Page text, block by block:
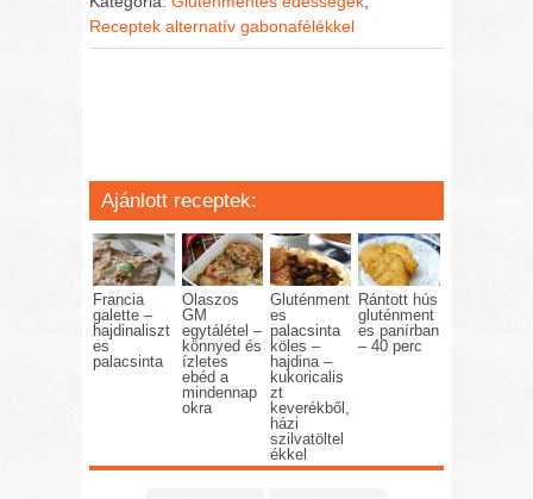
Receptek alternatív gabonafélékkel
Ajánlott receptek:
Francia
galette –
hajdinaliszt
es
palacsinta
Olaszos
GM
egytálétel –
könnyed és
ízletes
ebéd a
mindennap
okra
Gluténment
es
palacsinta
köles –
hajdina –
kukoricalis
zt
keverékből,
házi
szilvatöltel
ékkel
Rántott hús
gluténment
es panírban
– 40 perc